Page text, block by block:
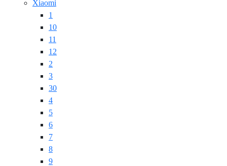
Xiaomi
1
10
11
12
2
3
30
4
5
6
7
8
9